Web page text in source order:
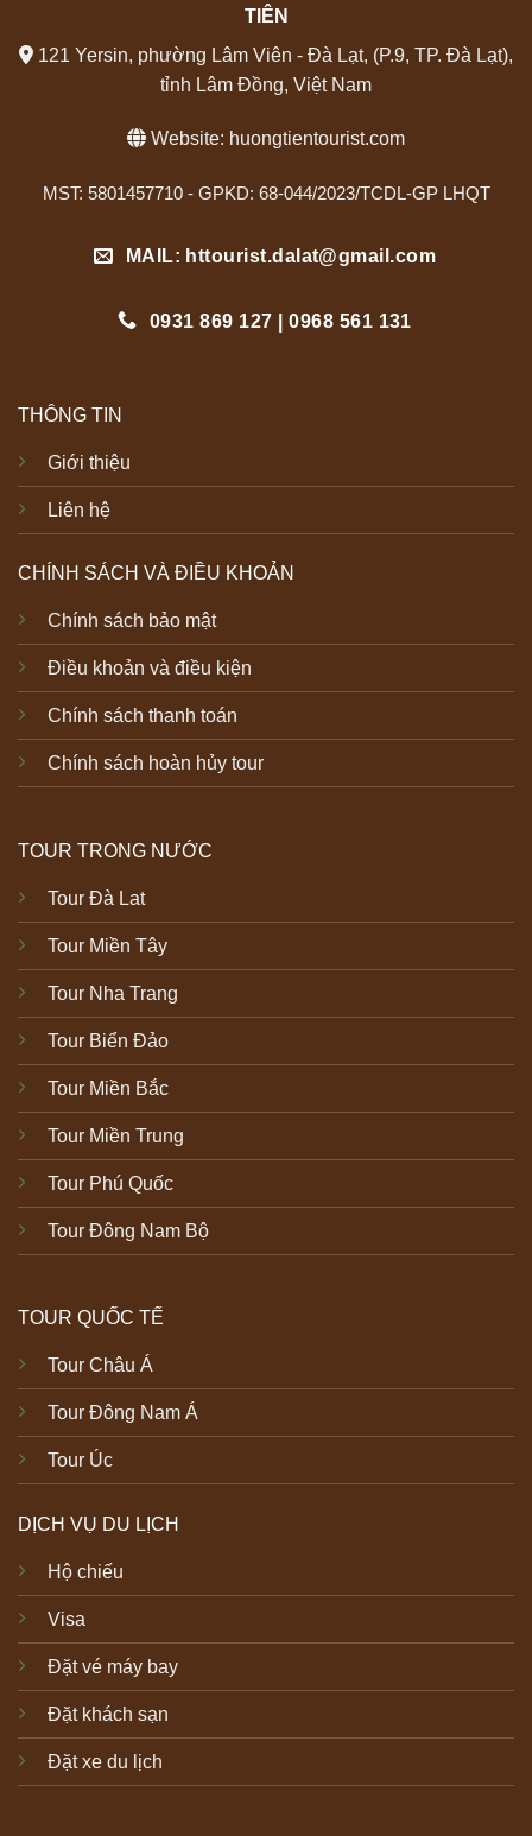
TIÊN
121 Yersin, phường Lâm Viên - Đà Lạt, (P.9, TP. Đà Lạt),
tỉnh Lâm Đồng, Việt Nam
Website: huongtientourist.com
MST: 5801457710 - GPKD: 68-044/2023/TCDL-GP LHQT
MAIL: httourist.dalat@gmail.com
0931 869 127 | 0968 561 131
THÔNG TIN
Giới thiệu
Liên hệ
CHÍNH SÁCH VÀ ĐIỀU KHOẢN
Chính sách bảo mật
Điều khoản và điều kiện
Chính sách thanh toán
Chính sách hoàn hủy tour
TOUR TRONG NƯỚC
Tour Đà Lat
Tour Miền Tây
Tour Nha Trang
Tour Biển Đảo
Tour Miền Bắc
Tour Miền Trung
Tour Phú Quốc
Tour Đông Nam Bộ
TOUR QUỐC TẾ
Tour Châu Á
Tour Đông Nam Á
Tour Úc
DỊCH VỤ DU LỊCH
Hộ chiếu
Visa
Đặt vé máy bay
Đặt khách sạn
Đặt xe du lịch